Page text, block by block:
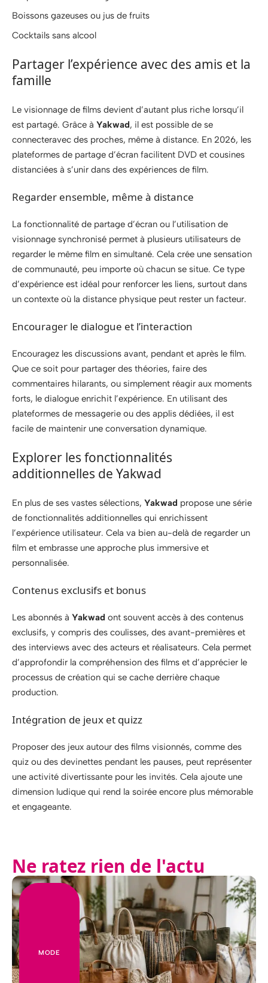
Boissons gazeuses ou jus de fruits
Cocktails sans alcool
Partager l’expérience avec des amis et la
famille
Le visionnage de films devient d’autant plus riche lorsqu’il
est partagé. Grâce à Yakwad, il est possible de se
connecteravec des proches, même à distance. En 2026, les
plateformes de partage d’écran facilitent DVD et cousines
distanciées à s’unir dans des expériences de film.
Regarder ensemble, même à distance
La fonctionnalité de partage d’écran ou l’utilisation de
visionnage synchronisé permet à plusieurs utilisateurs de
regarder le même film en simultané. Cela crée une sensation
de communauté, peu importe où chacun se situe. Ce type
d’expérience est idéal pour renforcer les liens, surtout dans
un contexte où la distance physique peut rester un facteur.
Encourager le dialogue et l’interaction
Encouragez les discussions avant, pendant et après le film.
Que ce soit pour partager des théories, faire des
commentaires hilarants, ou simplement réagir aux moments
forts, le dialogue enrichit l’expérience. En utilisant des
plateformes de messagerie ou des applis dédiées, il est
facile de maintenir une conversation dynamique.
Explorer les fonctionnalités
additionnelles de Yakwad
En plus de ses vastes sélections, Yakwad propose une série
de fonctionnalités additionnelles qui enrichissent
l’expérience utilisateur. Cela va bien au-delà de regarder un
film et embrasse une approche plus immersive et
personnalisée.
Contenus exclusifs et bonus
Les abonnés à Yakwad ont souvent accès à des contenus
exclusifs, y compris des coulisses, des avant-premières et
des interviews avec des acteurs et réalisateurs. Cela permet
d’approfondir la compréhension des films et d’apprécier le
processus de création qui se cache derrière chaque
production.
Intégration de jeux et quizz
Proposer des jeux autour des films visionnés, comme des
quiz ou des devinettes pendant les pauses, peut représenter
une activité divertissante pour les invités. Cela ajoute une
dimension ludique qui rend la soirée encore plus mémorable
et engageante.
Ne ratez rien de l'actu
MODE